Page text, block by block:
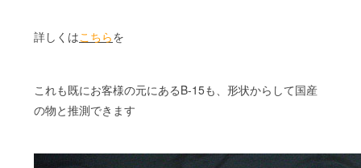
詳しくはこちらを
これも既にお客様の元にあるB-15も、形状からして国産
の物と推測できます